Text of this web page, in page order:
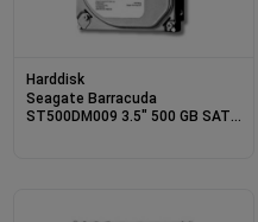
Harddisk
Seagate Barracuda
ST500DM009 3.5" 500 GB SATA